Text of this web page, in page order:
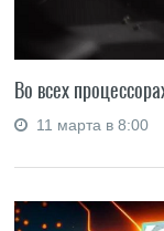
Во всех
11 марта в 8:00